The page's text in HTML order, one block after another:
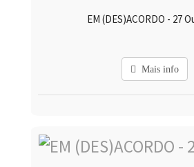
EM (DES)ACORDO - 27
Mais info